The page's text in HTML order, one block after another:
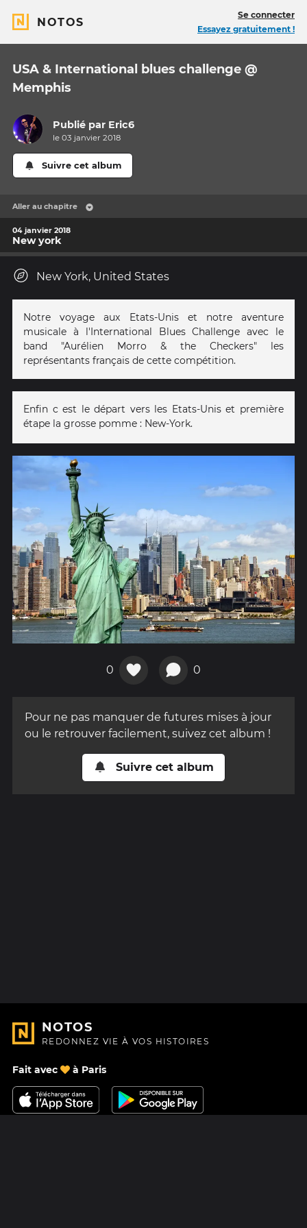
NOTOS
Se connecter
Essayez gratuitement !
USA & International blues challenge @
Memphis
Publié par Eric6
le 03 janvier 2018
Suivre cet album
Aller au chapitre
04 janvier 2018
New york
New York, United States
Notre voyage aux Etats-Unis et notre aventure
musicale à l'International Blues Challenge avec le
band "Aurélien Morro & the Checkers" les
représentants français de cette compétition.
Enfin c est le départ vers les Etats-Unis et première
étape la grosse pomme : New-York.
0 0
Pour ne pas manquer de futures mises à jour
ou le retrouver facilement, suivez cet album !
Suivre cet album
NOTOS
REDONNEZ VIE À VOS HISTOIRES
Fait avec à Paris